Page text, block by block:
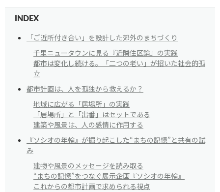
INDEX
「ご近所付き合い」を設計した郊外のまちづくり
千里ニュータウンに見る『近隣住区論』の実践
都市は変化し続ける。「二つの老い」が招いた社会的孤
立
都市計画は、人を孤独から救えるか？
地域に広がる「居場所」の実践
「居場所」と「出番」はセットである
建築や風景は、人の感情に作用する
『ソシオの年輪』が掘り起こした“まちの記憶”と共有の試
み
建物や風景のメッセージを読み取る
“まちの記憶”をつなぐ展示企画『ソシオの年輪』
これからの都市計画で求められる視点